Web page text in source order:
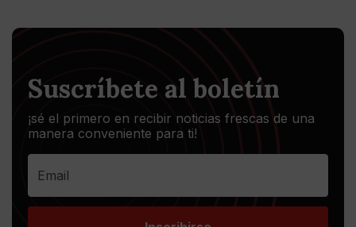
Suscríbete al boletín
¡sé el primero en recibir noticias frescas de una
manera conveniente para ti!